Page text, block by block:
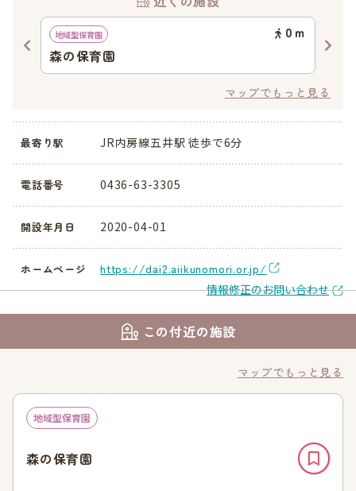
地域型保育園 0 ｍ
森の保育園
マップでもっと見る
最寄り駅 JR内房線五井駅 徒歩で6分
電話番号 0436-63-3305
開設年月日 2020-04-01
ホームページ
https://dai2.aiikunomori.or.jp/
情報修正のお問い合わせ
この付近の施設
マップでもっと見る
地域型保育園
森の保育園